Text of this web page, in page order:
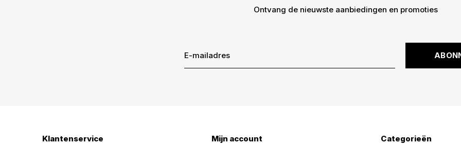
Ontvang de nieuwste aanbiedingen en promoties
Klantenservice Mijn account Categorieën